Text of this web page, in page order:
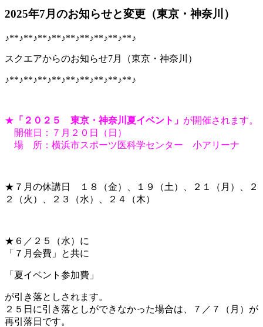
2025年7月のお知らせと変更（東京・神奈川）
♪**♪**♪**♪**♪**♪**♪**♪**♪**♪
スクエアからのお知らせ7月（東京・神奈川）
♪**♪**♪**♪**♪**♪**♪**♪**♪**♪
★ 「２０２５ 東京・神奈川夏イベント」 が開催されます。
開催日：７月２０日（日）
場 所：横浜市スポーツ医科学センター 小アリーナ
★７月の休講日 １８（金）、１９（土）、２１（月）、２
２（火）、２３（水）、２４（木）
★６／２５（水）に
「７月会費」と共に
「夏イベント参加費」
が引き落としされます。
２５日に引き落としができなかった場合は、７／７（月）が
再引落日です。